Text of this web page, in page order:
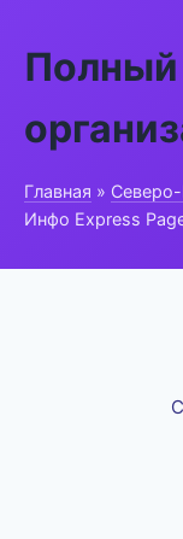
Полный
Главная »
Инфо Express